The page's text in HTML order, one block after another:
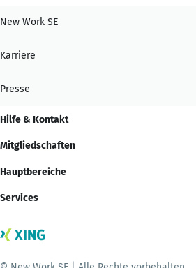
New Work SE
Karriere
Presse
Hilfe & Kontakt
Mitgliedschaften
Hauptbereiche
Services